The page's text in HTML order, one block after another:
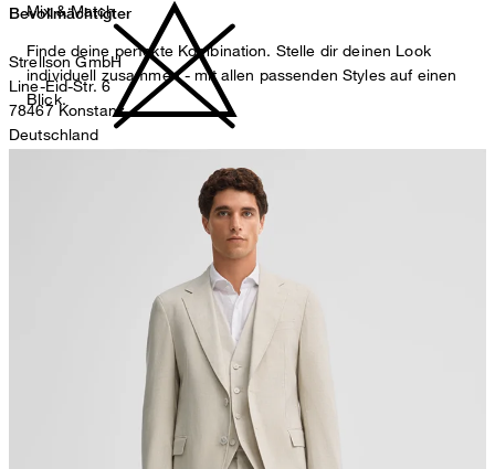
nicht Trommeltrocknen
Bevollmächtigter
Strellson GmbH
Line-Eid-Str. 6
78467 Konstanz
Deutschland
Sonnenwiesenstrasse 21
Mix & Match
Finde deine perfekte Kombination. Stelle dir deinen Look
individuell zusammen - mit allen passenden Styles auf einen
Blick.